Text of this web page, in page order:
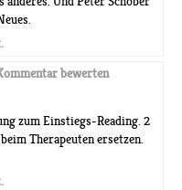
bewerten
zum Einstiegs-Reading. 2
Therapeuten ersetzen.